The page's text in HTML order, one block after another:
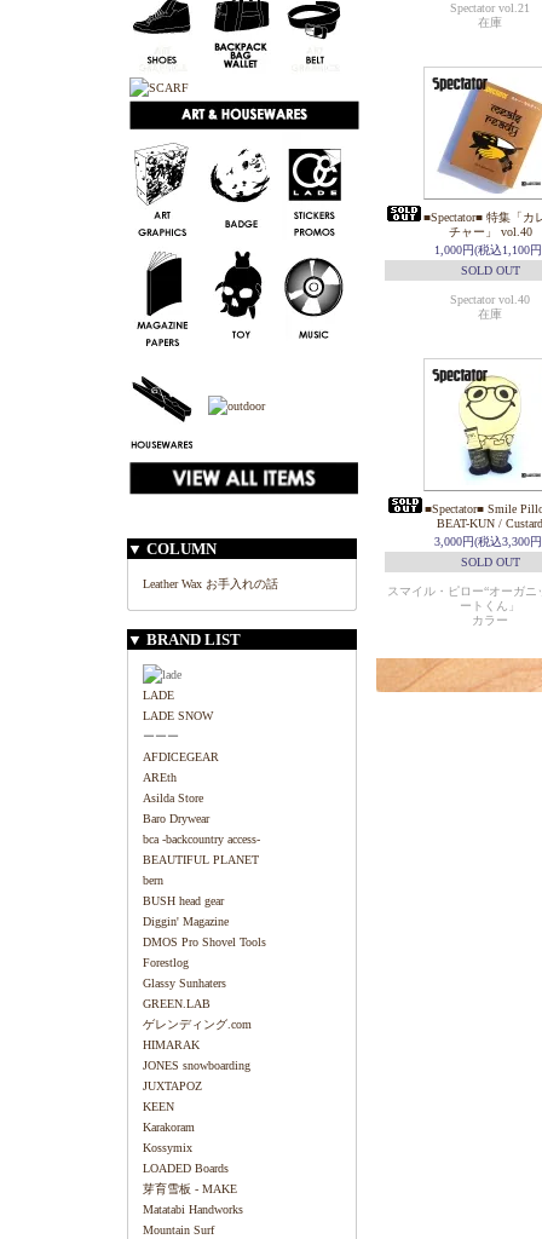
▼ COLUMN
Leather Wax お手入れの話
▼ BRAND LIST
LADE
LADE SNOW
ーーー
AFDICEGEAR
AREth
Asilda Store
Baro Drywear
bca -backcountry access-
BEAUTIFUL PLANET
bern
BUSH head gear
Diggin' Magazine
DMOS Pro Shovel Tools
Forestlog
Glassy Sunhaters
GREEN.LAB
ゲレンディング.com
HIMARAK
JONES snowboarding
JUXTAPOZ
KEEN
Karakoram
Kossymix
LOADED Boards
芽育雪板 - MAKE
Matatabi Handworks
Mountain Surf
Spectator vol.21
在庫
■Spectator■ 特集「カ
チャー」 vol.40
1,000円(税込1,100
SOLD OUT
Spectator vol.40
在庫
■Spectator■ Smile
BEAT-KUN / Custard
3,000円(税込3,300
SOLD OUT
スマイル・ピロー“オーガニ
ートくん」
カラー